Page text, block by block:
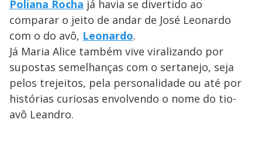
Poliana Rocha já havia se divertido ao
comparar o jeito de andar de José Leonardo
com o do avô, Leonardo.
Já Maria Alice também vive viralizando por
supostas semelhanças com o sertanejo, seja
pelos trejeitos, pela personalidade ou até por
histórias curiosas envolvendo o nome do tio-
avô Leandro.